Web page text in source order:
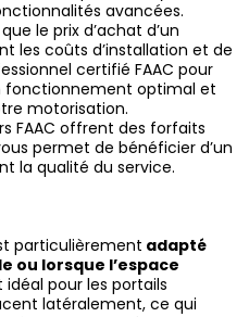
avancées.
le prix d’achat d’un
les coûts d’installation et de
certifié FAAC pour
fonctionnement optimal et
motorisation.
FAAC offrent des forfaits
permet de bénéficier d’un
la qualité du service.
particulièrement adapté
ou lorsque l’espace
idéal pour les portails
latéralement, ce qui